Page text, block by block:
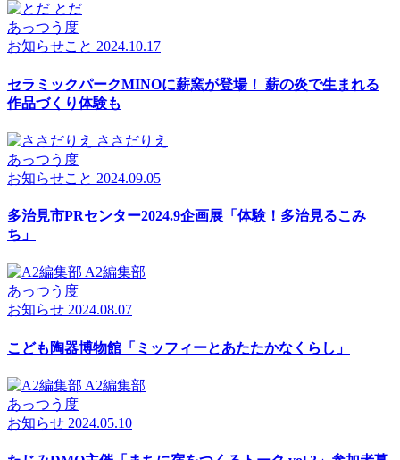
とだ
あっつう度
お知らせこと 2024.10.17
セラミックパークMINOに薪窯が登場！ 薪の炎で生まれる
作品づくり体験も
ささだりえ
あっつう度
お知らせこと 2024.09.05
多治見市PRセンター2024.9企画展「体験！多治見るこみ
ち」
A2編集部
あっつう度
お知らせ 2024.08.07
こども陶器博物館「ミッフィーとあたたかなくらし」
A2編集部
あっつう度
お知らせ 2024.05.10